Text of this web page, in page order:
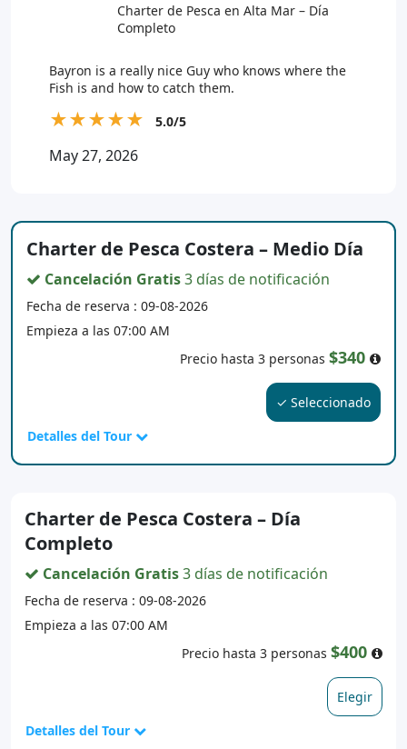
Charter de Pesca en Alta Mar – Día
Completo
Bayron is a really nice Guy who knows where the
Fish is and how to catch them.
★★★★★ 5.0/5
May 27, 2026
Charter de Pesca Costera – Medio Día
Cancelación Gratis3 días de notificación
Fecha de reserva : 09-08-2026
Empieza a las 07:00 AM
Precio hasta 3 personas $340
✓ Seleccionado
Detalles del Tour
Charter de Pesca Costera – Día
Completo
Cancelación Gratis3 días de notificación
Fecha de reserva : 09-08-2026
Empieza a las 07:00 AM
Precio hasta 3 personas $400
Elegir
Detalles del Tour